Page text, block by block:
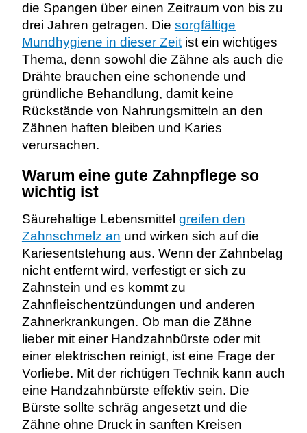
die Spangen über einen Zeitraum von bis zu
drei Jahren getragen. Die sorgfältige
Mundhygiene in dieser Zeitist ein wichtiges
Thema, denn sowohl die Zähne als auch die
Drähte brauchen eine schonende und
gründliche Behandlung, damit keine
Rückstände von Nahrungsmitteln an den
Zähnen haften bleiben und Karies
verursachen.
Warum eine gute Zahnpflege so
wichtig ist
Säurehaltige Lebensmittel greifen den
Zahnschmelz an und wirken sich auf die
Kariesentstehung aus. Wenn der Zahnbelag
nicht entfernt wird, verfestigt er sich zu
Zahnstein und es kommt zu
Zahnfleischentzündungen und anderen
Zahnerkrankungen. Ob man die Zähne
lieber mit einer Handzahnbürste oder mit
einer elektrischen reinigt, ist eine Frage der
Vorliebe. Mit der richtigen Technik kann auch
eine Handzahnbürste effektiv sein. Die
Bürste sollte schräg angesetzt und die
Zähne ohne Druck in sanften Kreisen